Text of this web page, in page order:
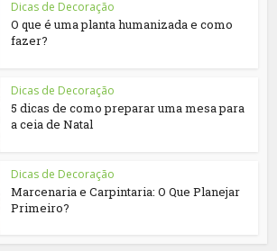
Dicas de Decoração
O que é uma planta humanizada e como
fazer?
Dicas de Decoração
5 dicas de como preparar uma mesa para
a ceia de Natal
Dicas de Decoração
Marcenaria e Carpintaria: O Que Planejar
Primeiro?